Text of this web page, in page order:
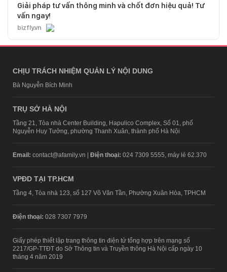
Giải pháp tư vấn thông minh và chốt đơn hiệu quả! Tư
vấn ngay!
bizfly.vn
CHỊU TRÁCH NHIỆM QUẢN LÝ NỘI DUNG
Bà Nguyễn Bích Minh
TRỤ SỞ HÀ NỘI
Tầng 21, Tòa nhà Center Building, Hapulico Complex, Số 01, phố
Nguyễn Huy Tưởng, phường Thanh Xuân, thành phố Hà Nội
Email: contact@afamily.vn | Điện thoại: 024 7309 5555, máy lẻ 62.370
VPĐD TẠI TP.HCM
Tầng 4, Tòa nhà 123, số 127 Võ Văn Tần, Phường Xuân Hòa, TPHCM
Điện thoại: 028 7307 7979
Giấy phép thiết lập trang thông tin điện tử tổng hợp trên mạng số
2217/GP-TTĐT do Sở Thông tin và Truyền thông Hà Nội cấp ngày 10
tháng 4 năm 2019